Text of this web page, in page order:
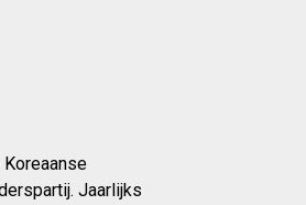
Jaarlijks